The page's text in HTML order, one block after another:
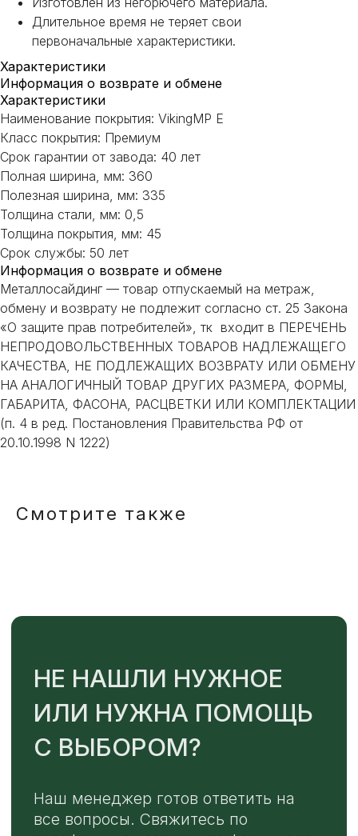
Длительное время не теряет свои
первоначальные характеристики.
Характеристики
Информация о возврате и обмене
Характеристики
Наименование покрытия: VikingMP E
Класс покрытия: Премиум
Срок гарантии от завода: 40 лет
Полная ширина, мм: 360
Полезная ширина, мм: 335
Толщина стали, мм: 0,5
Толщина покрытия, мм: 45
Срок службы: 50 лет
Информация о возврате и обмене
Металлосайдинг — товар отпускаемый на метраж,
обмену и возврату не подлежит согласно ст. 25 Закона
«О защите прав потребителей», тк входит в ПЕРЕЧЕНЬ
НЕПРОДОВОЛЬСТВЕННЫХ ТОВАРОВ НАДЛЕЖАЩЕГО
КАЧЕСТВА, НЕ ПОДЛЕЖАЩИХ ВОЗВРАТУ ИЛИ ОБМЕНУ
НА АНАЛОГИЧНЫЙ ТОВАР ДРУГИХ РАЗМЕРА, ФОРМЫ,
ГАБАРИТА, ФАСОНА, РАСЦВЕТКИ ИЛИ КОМПЛЕКТАЦИИ
(п. 4 в ред. Постановления Правительства РФ от
20.10.1998 N 1222)
Смотрите также
НЕ НАШЛИ НУЖНОЕ
ИЛИ НУЖНА ПОМОЩЬ
С ВЫБОРОМ?
Или напишите нам напрямую
Наш менеджер готов ответить на
все вопросы. Свяжитесь по
телефону или заполните форму для
индивидуального подбора.
+7
ОТПРАВИТЬ